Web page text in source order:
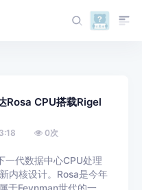
Rosa CPU搭载Rigel
0次
一代数据中心CPU处理
内核设计。Rosa是今年